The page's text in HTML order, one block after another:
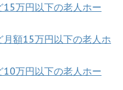
15万円以下の老人ホー
額15万円以下の老人ホ
万円以下の老人ホー